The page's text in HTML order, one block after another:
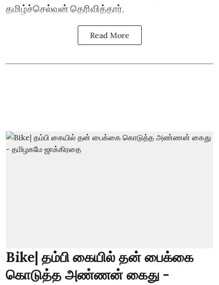
தமிழ்ச்செல்வன் தெரிவித்தார்.
Read More
Bike| தம்பி கையில் தன் பைக்கை
கொடுத்த அண்ணன் கைது -